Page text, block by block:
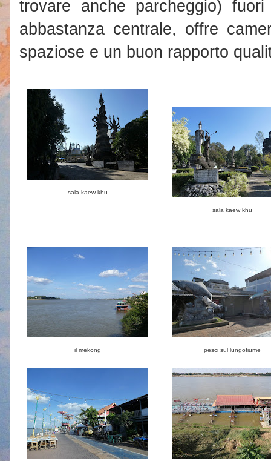
trovare anche parcheggio)
abbastanza centrale, offre
spaziose e un buon rapporto
sala kaew khu
sala kaew khu
il mekong pesci sul lungofiume